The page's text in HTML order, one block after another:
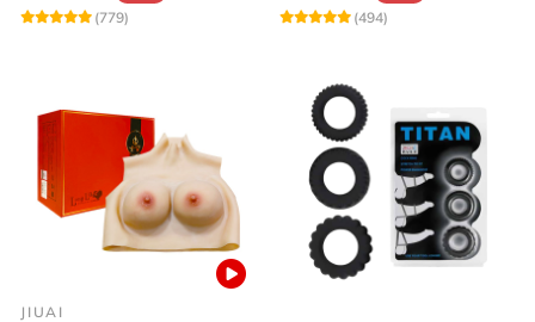
(779)
(494)
JIUAI